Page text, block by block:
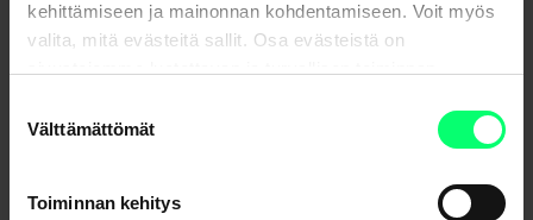
kehittämiseen ja mainonnan kohdentamiseen. Voit myös
valita, mitä evästeitä sallit. Osa evästeistä on
valinta
Välttämättömät
Toiminnan kehitys